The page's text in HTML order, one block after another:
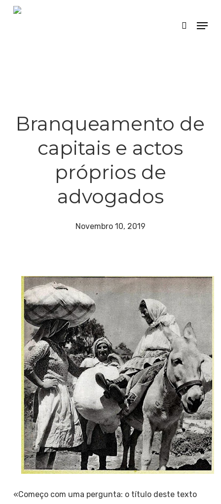
Skip
search
Menu
Branqueamento de
capitais e actos
próprios de
advogados
Novembro 10, 2019
«Começo com uma pergunta: o título deste texto